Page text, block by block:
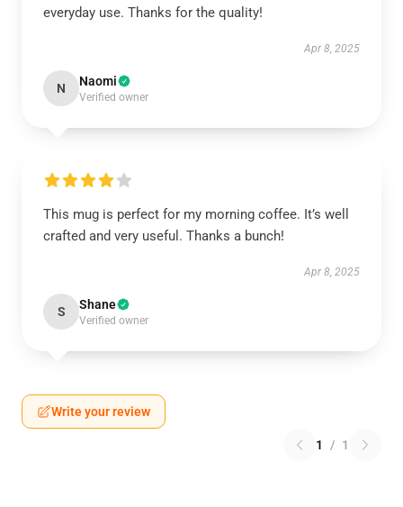
everyday use. Thanks for the quality!
Apr 8, 2025
N Naomi
Verified owner
This mug is perfect for my morning coffee. It’s well
crafted and very useful. Thanks a bunch!
Apr 8, 2025
S Shane
Verified owner
Write your review
1 / 1